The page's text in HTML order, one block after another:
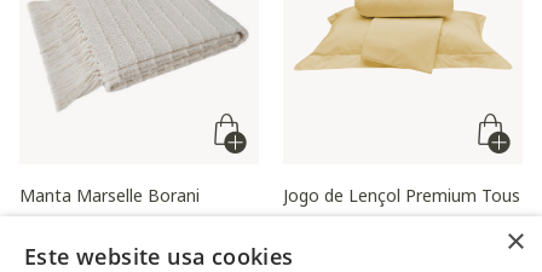
Manta Marselle Borani
Jogo de Lençol Premium Tous
Les Jours Amarelo Saara - 200
Fios
Preço reduzido de
R$ 614,00 ×
Este website usa cookies